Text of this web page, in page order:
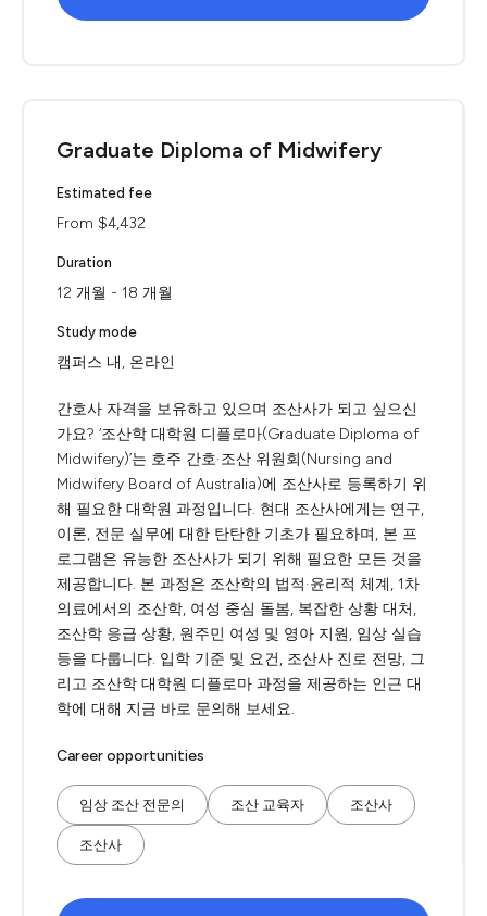
Graduate Diploma of Midwifery
Estimated fee
From $4,432
Duration
12 개월 - 18 개월
Study mode
캠퍼스 내, 온라인
간호사 자격을 보유하고 있으며 조산사가 되고 싶으신
가요? ‘조산학 대학원 디플로마(Graduate Diploma of
Midwifery)’는 호주 간호·조산 위원회(Nursing and
Midwifery Board of Australia)에 조산사로 등록하기 위
해 필요한 대학원 과정입니다. 현대 조산사에게는 연구,
이론, 전문 실무에 대한 탄탄한 기초가 필요하며, 본 프
로그램은 유능한 조산사가 되기 위해 필요한 모든 것을
제공합니다. 본 과정은 조산학의 법적·윤리적 체계, 1차
의료에서의 조산학, 여성 중심 돌봄, 복잡한 상황 대처,
조산학 응급 상황, 원주민 여성 및 영아 지원, 임상 실습
등을 다룹니다. 입학 기준 및 요건, 조산사 진로 전망, 그
리고 조산학 대학원 디플로마 과정을 제공하는 인근 대
학에 대해 지금 바로 문의해 보세요.
Career opportunities
임상 조산 전문의 조산 교육자 조산사
조산사